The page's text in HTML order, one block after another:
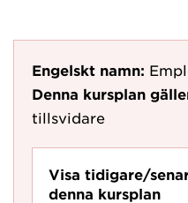
Engelskt namn:
Denna kursplan
tillsvidare
Visa tidigare/
denna kursplan